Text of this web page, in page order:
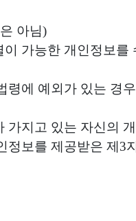
아님)
가능한 개인정보
령에 예외가 있는 경
가지고 있는 자신의
정보를 제공받은 제